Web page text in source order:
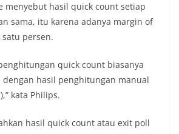
menyebut hasil quick count setiap
sama, itu karena adanya margin of
persen.
quick count biasanya
hasil penghitungan manual
kata Philips.
hasil quick count atau exit poll